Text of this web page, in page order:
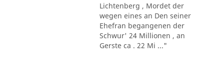
Lichtenberg , Mordet der
wegen eines an Den seiner
Ehefran begangenen der
Schwur' 24 Millionen , an
Gerste ca . 22 Mi ..."